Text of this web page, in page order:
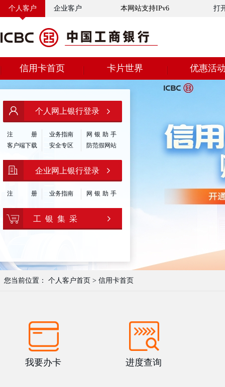
个人客户 企业客户 本网站支持IPv6 打
信用卡首页 卡片世界 优惠活
个人网上银行登录
注 册 业务指南
网银助手
客户端下载
安全专区 防范假网站
企业网上银行登录
注 册 业务指南 网银助手
工 银 集 采
您当前位置： 个人客户首页 > 信用卡首页
我要办卡 进度查询